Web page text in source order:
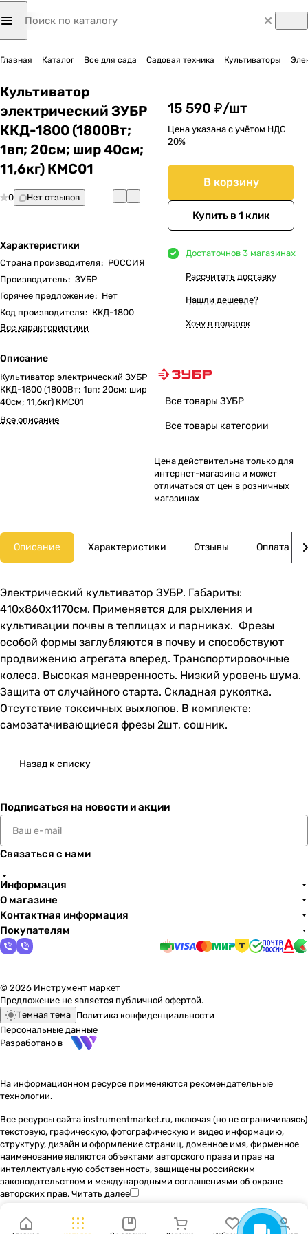
Главная Каталог Все для сада Садовая техника Культиваторы
Культиватор
электрический ЗУБР
ККД-1800 (1800Вт;
1вп; 20см; шир 40см;
11,6кг) КМС01
0 Нет отзывов
Характеристики
Страна производителя: РОССИЯ
Производитель: ЗУБР
Горячее предложение: Нет
Код производителя: ККД-1800
Все характеристики
Описание
Культиватор электрический ЗУБР
ККД-1800 (1800Вт; 1вп; 20см; шир
40см; 11,6кг) КМС01
Все описание
15 590 ₽/шт
Цена указана с учётом НДС
20%
В корзину
Купить в 1 клик
Достаточнов 3 магазинах
Рассчитать доставку
Нашли дешевле?
Хочу в подарок
Все товары ЗУБР
Все товары категории
Цена действительна только для
интернет-магазина и может
отличаться от цен в розничных
магазинах
Описание Характеристики Отзывы Оплата
Электрический культиватор ЗУБР. Габариты:
410х860х1170см. Применяется для рыхления и
культивации почвы в теплицах и парниках. Фрезы
особой формы заглубляются в почву и способствуют
продвижению агрегата вперед. Транспортировочные
колеса. Высокая маневренность. Низкий уровень шума.
Защита от случайного старта. Складная рукоятка.
Отсутствие токсичных выхлопов. В комплекте:
самозатачивающиеся фрезы 2шт, сошник.
Назад к списку
Подписаться на новости и акции
Связаться с нами
Информация
О магазине
Контактная информация
Покупателям
© 2026 Инструмент маркет
Предложение не является публичной офертой.
Темная тема Политика конфиденциальности
Персональные данные
Разработано в
На информационном ресурсе применяются рекомендательные
технологии.
Все ресурсы сайта instrumentmarket.ru, включая (но не ограничиваясь)
текстовую, графическую, фотографическую и видео информацию,
структуру, дизайн и оформление страниц, доменное имя, фирменное
наименование являются объектами авторского права и прав на
интеллектуальную собственность, защищены российским
законодательством и международными соглашениями об охране
авторских прав. Читать далее